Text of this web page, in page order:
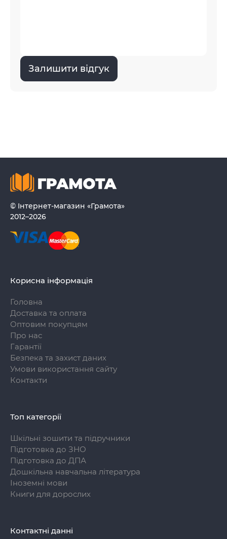
Залишити відгук
© Інтернет-магазин «Грамота»
2012–2026
Корисна інформація
Головна
Доставка та оплата
Оптовим покупцям
Про нас
Гарантії
Безпека та захист даних
Умови використання сайту
Контакти
Топ категорії
Шкільні зошити та підручники
Підготовка до ЗНО
Підготовка до ДПА
Дошкільна навчальна література
Іноземні мови
Книги для дорослих
Контактні данні